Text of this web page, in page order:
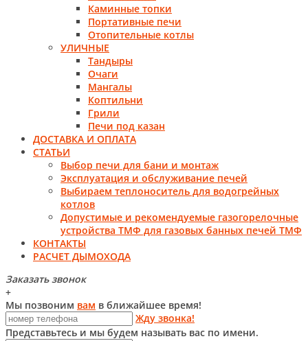
Каминные топки
Портативные печи
Отопительные котлы
УЛИЧНЫЕ
Тандыры
Очаги
Мангалы
Коптильни
Грили
Печи под казан
ДОСТАВКА И ОПЛАТА
СТАТЬИ
Выбор печи для бани и монтаж
Эксплуатация и обслуживание печей
Выбираем теплоноситель для водогрейных
котлов
Допустимые и рекомендуемые газогорелочные
устройства ТМФ для газовых банных печей ТМФ
КОНТАКТЫ
РАСЧЕТ ДЫМОХОДА
Заказать звонок
+
Мы позвоним вам в ближайшее время!
Жду звонка!
Представьтесь и мы будем называть вас по имени.